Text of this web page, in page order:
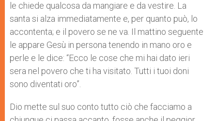
le chiede qualcosa da mangiare e da vestire. La
santa si alza immediatamente e, per quanto può, lo
accontenta; e il povero se ne va. Il mattino seguente
le appare Gesù in persona tenendo in mano oro e
perle e le dice: “Ecco le cose che mi hai dato ieri
sera nel povero che ti ha visitato. Tutti i tuoi doni
sono diventati oro”.
Dio mette sul suo conto tutto ciò che facciamo a